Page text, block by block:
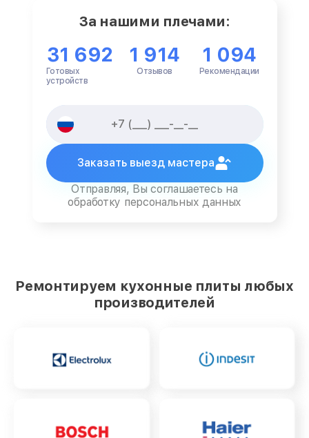
За нашими плечами:
31 692
Готовых
устройств
1 914
Отзывов
1 094
Рекомендации
Заказать выезд мастера
Отправляя, Вы соглашаетесь на
обработку персональных данных
Ремонтируем кухонные плиты любых
производителей